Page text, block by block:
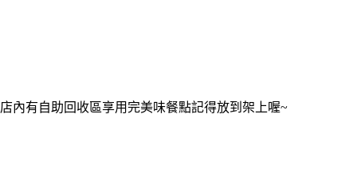
店內有自助回收區享用完美味餐點記得放到架上喔~